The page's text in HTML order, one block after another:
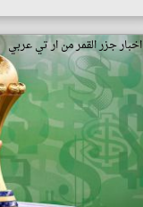
اخبار جزر القمر من ار تي عربي